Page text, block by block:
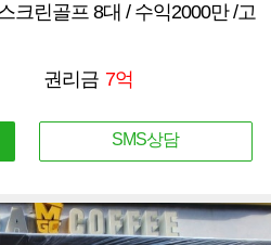
크린골프 8대 / 수익2000만 /고
권리금 7억
SMS상담